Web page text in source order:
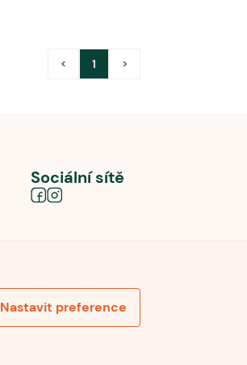
< 1 >
Nastavit preference
Sociální sítě